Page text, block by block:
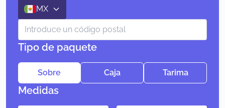
MX
Tipo de paquete
Sobre Caja Tarima
Medidas